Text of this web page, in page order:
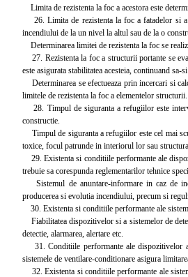
Limita de rezistenta la foc a acestora este
26. Limita de rezistenta la foc a fatadelor si a
incendiului de la un nivel la altul sau de la o
Determinarea limitei de rezistenta la foc se
27. Rezistenta la foc a structurii portante se
este asigurata stabilitatea acesteia, continuand
Determinarea se efectueaza prin incercari si
limitele de rezistenta la foc a elementelor structurii.
28. Timpul de siguranta a refugiilor este
constructie.
Timpul de siguranta a refugiilor este cel mai
toxice, focul patrunde in interiorul lor sau
29. Existenta si conditiile performante ale
trebuie sa corespunda reglementarilor tehnice
Sistemul de anuntare-informare in caz de
producerea si evolutia incendiului, precum si
30. Existenta si conditiile performante ale
Fiabilitatea dispozitivelor si a sistemelor de
detectie, alarmarea, alertare etc.
31. Conditiile performante ale dispozitivelor
sistemele de ventilare-conditionare asigura
32. Existenta si conditiile performante ale